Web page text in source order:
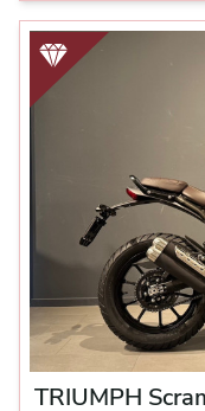
TRIUMPH